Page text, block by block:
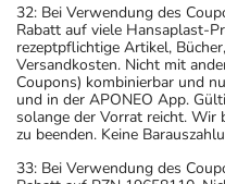
32: Bei Verwendung des
Rabatt auf viele Hansaplast-
rezeptpflichtige Artikel,
Versandkosten. Nicht mit
Coupons) kombinierbar und
und in der APONEO App.
solange der Vorrat reicht.
zu beenden. Keine
33: Bei Verwendung des